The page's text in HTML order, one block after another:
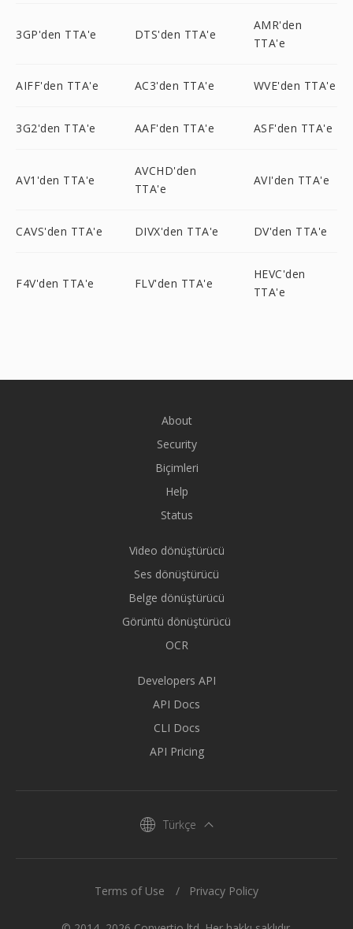
3GP'den TTA'e DTS'den TTA'e
AMR'den
TTA'e
AIFF'den TTA'e AC3'den TTA'e WVE'den TTA'e
3G2'den TTA'e AAF'den TTA'e ASF'den TTA'e
AV1'den TTA'e
AVCHD'den
TTA'e
AVI'den TTA'e
CAVS'den TTA'e DIVX'den TTA'e DV'den TTA'e
F4V'den TTA'e FLV'den TTA'e
HEVC'den
TTA'e
About
Security
Biçimleri
Help
Status
Video dönüştürücü
Ses dönüştürücü
Belge dönüştürücü
Görüntü dönüştürücü
OCR
Developers API
API Docs
CLI Docs
API Pricing
Türkçe
Terms of Use Privacy Policy